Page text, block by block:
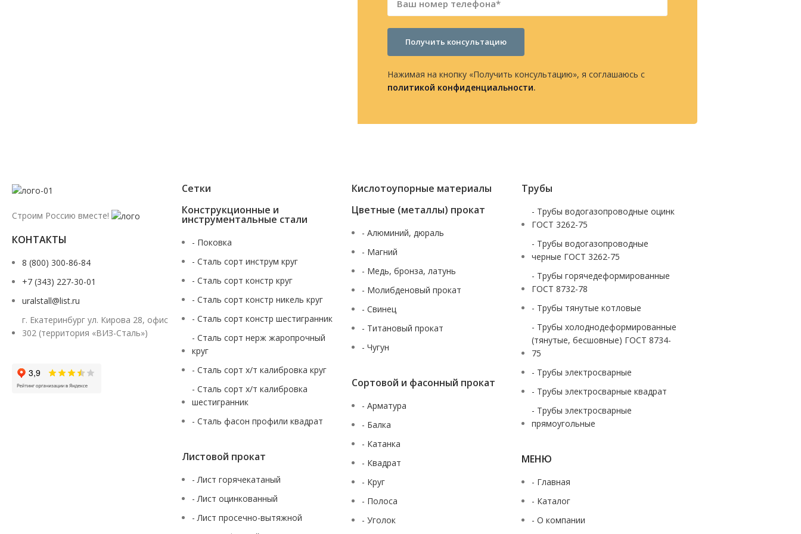
Получить консультацию
Нажимая на кнопку «Получить консультацию», я соглашаюсь с
политикой конфиденциальности.
Строим Россию вместе!
КОНТАКТЫ
8 (800) 300-86-84
+7 (343) 227-30-01
uralstall@list.ru
г. Екатеринбург ул. Кирова 28, офис
302 (территория «ВИЗ-Сталь»)
Сетки
Конструкционные и
инструментальные стали
- Поковка
- Сталь сорт инструм круг
- Сталь сорт констр круг
- Сталь сорт констр никель круг
- Сталь сорт констр шестигранник
- Сталь сорт нерж жаропрочный
круг
- Сталь сорт х/т калибровка круг
- Сталь сорт х/т калибровка
шестигранник
- Сталь фасон профили квадрат
Листовой прокат
- Лист горячекатаный
- Лист оцинкованный
- Лист просечно-вытяжной
Кислотоупорные материалы
Цветные (металлы) прокат
- Алюминий, дюраль
- Магний
- Медь, бронза, латунь
- Молибденовый прокат
- Свинец
- Титановый прокат
- Чугун
Сортовой и фасонный прокат
- Арматура
- Балка
- Катанка
- Квадрат
- Круг
- Полоса
- Уголок
Трубы
- Трубы водогазопроводные оцинк
ГОСТ 3262-75
- Трубы водогазопроводные
черные ГОСТ 3262-75
- Трубы горячедеформированные
ГОСТ 8732-78
- Трубы тянутые котловые
- Трубы холоднодеформированные
(тянутые, бесшовные) ГОСТ 8734-
75
- Трубы электросварные
- Трубы электросварные квадрат
- Трубы электросварные
прямоугольные
МЕНЮ
- Главная
- Каталог
- О компании